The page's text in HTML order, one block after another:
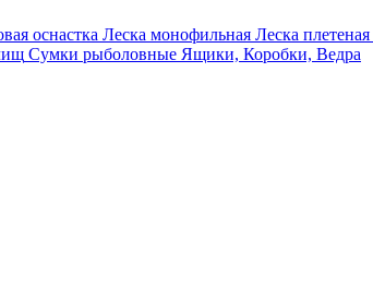
оснастка Леска монофильная Леска плетеная
Сумки рыболовные Ящики, Коробки, Ведра